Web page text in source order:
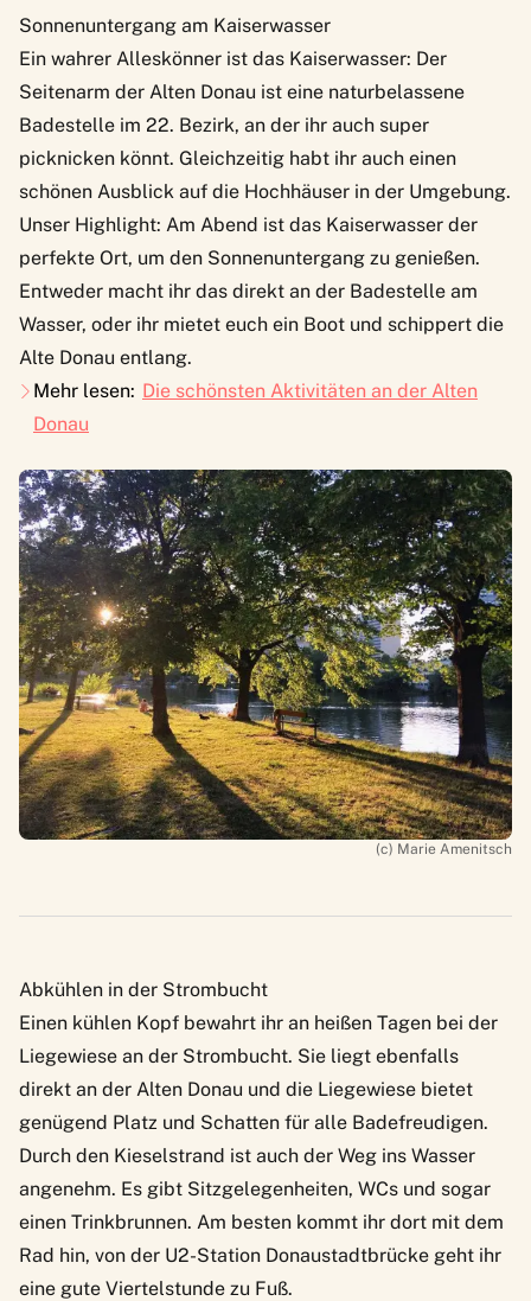
Sonnenuntergang am Kaiserwasser
Ein wahrer Alleskönner ist das Kaiserwasser: Der
Seitenarm der Alten Donau ist eine naturbelassene
Badestelle im 22. Bezirk, an der ihr auch super
picknicken könnt. Gleichzeitig habt ihr auch einen
schönen Ausblick auf die Hochhäuser in der Umgebung.
Unser Highlight: Am Abend ist das Kaiserwasser der
perfekte Ort, um den Sonnenuntergang zu genießen.
Entweder macht ihr das direkt an der Badestelle am
Wasser, oder ihr mietet euch ein Boot und schippert die
Alte Donau entlang.
Mehr lesen: Die schönsten Aktivitäten an der Alten
Donau
(c) Marie Amenitsch
Abkühlen in der Strombucht
Einen kühlen Kopf bewahrt ihr an heißen Tagen bei der
Liegewiese an der Strombucht. Sie liegt ebenfalls
direkt an der Alten Donau und die Liegewiese bietet
genügend Platz und Schatten für alle Badefreudigen.
Durch den Kieselstrand ist auch der Weg ins Wasser
angenehm. Es gibt Sitzgelegenheiten, WCs und sogar
einen Trinkbrunnen. Am besten kommt ihr dort mit dem
Rad hin, von der U2-Station Donaustadtbrücke geht ihr
eine gute Viertelstunde zu Fuß.